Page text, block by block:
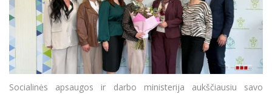
Socialinės apsaugos ir darbo ministerija aukščiausiu savo